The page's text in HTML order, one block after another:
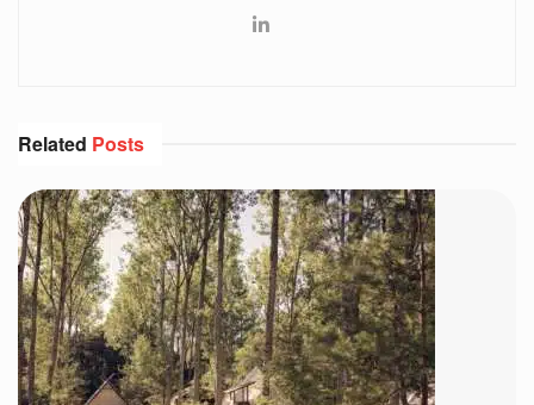
Related Posts